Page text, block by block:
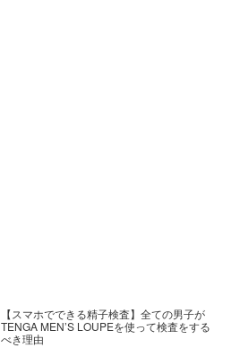
【スマホでできる精子検査】全ての男子が
TENGA MEN’S LOUPEを使って検査をする
べき理由